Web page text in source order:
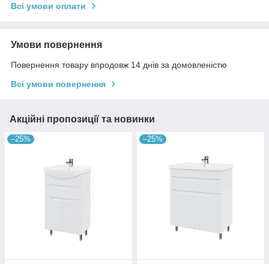
Всі умови оплати
Умови повернення
Повернення товару впродовж 14 днів за домовленістю
Всі умови повернення
Акційні пропозиції та новинки
–25% –25%